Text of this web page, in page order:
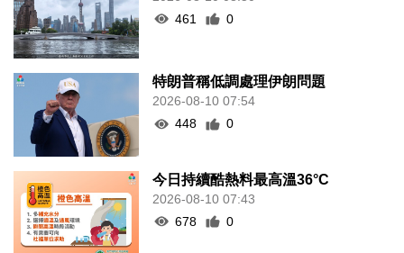
461
0
特朗普稱低調處理伊朗問題
2026-08-10 07:54
448
0
今日持續酷熱料最高溫36°C
2026-08-10 07:43
678
0